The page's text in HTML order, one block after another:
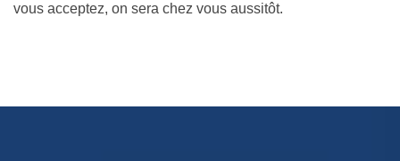
vous acceptez, on sera chez vous aussitôt.